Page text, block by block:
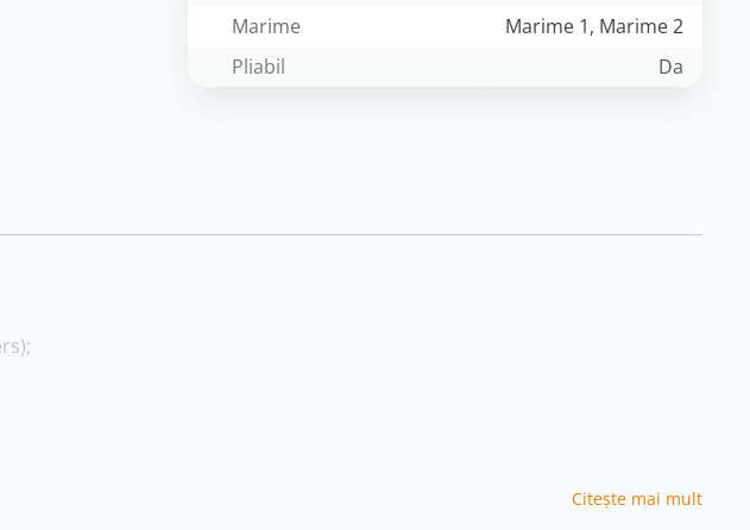
Marime
Marime 1, Marime 2
Pliabil
Da
Citeşte mai mult